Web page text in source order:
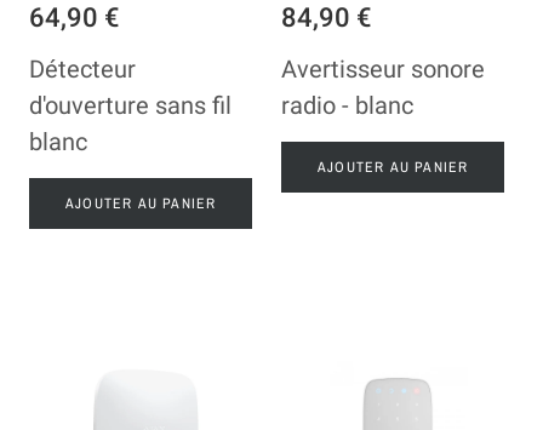
64,90 €
Détecteur
d'ouverture sans fil
blanc
AJOUTER AU PANIER
84,90 €
Avertisseur sonore
radio - blanc
AJOUTER AU PANIER